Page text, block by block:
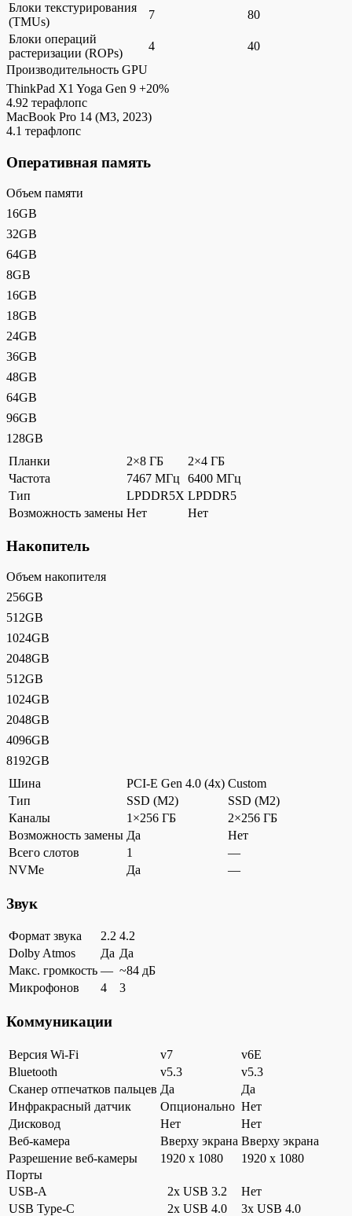
Блоки текстурирования
(TMUs)
7
80
Блоки операций
растеризации (ROPs)
4
40
Производительность GPU
ThinkPad X1 Yoga Gen 9 +20%
4.92 терафлопс
MacBook Pro 14 (M3, 2023)
4.1 терафлопс
Оперативная память
Объем памяти
16GB
32GB
64GB
8GB
16GB
18GB
24GB
36GB
48GB
64GB
96GB
128GB
Планки
2×8 ГБ
2×4 ГБ
Частота
7467 МГц
6400 МГц
Тип
LPDDR5X LPDDR5
Возможность замены Нет Нет
Накопитель
Объем накопителя
256GB
512GB
1024GB
2048GB
512GB
1024GB
2048GB
4096GB
8192GB
Шина
PCI-E Gen 4.0 (4x) Custom
Тип
SSD (M2)
SSD (M2)
Каналы
1×256 ГБ
2×256 ГБ
Возможность замены Да
Нет
Всего слотов
1
—
NVMe
Да —
Звук
Формат звука 2.2 4.2
Dolby Atmos
Да Да
Макс. громкость — ~84 дБ
Микрофонов
4 3
Коммуникации
Версия Wi-Fi v7
v6E
Bluetooth
v5.3
v5.3
Сканер отпечатков пальцев Да
Да
Инфракрасный датчик
Опционально Нет
Дисковод
Нет
Нет
Веб-камера
Вверху экрана Вверху экрана
Разрешение веб-камеры
1920 x 1080
1920 x 1080
Порты
USB-A
2x USB 3.2
Нет
USB Type-C
2x USB 4.0 3x USB 4.0